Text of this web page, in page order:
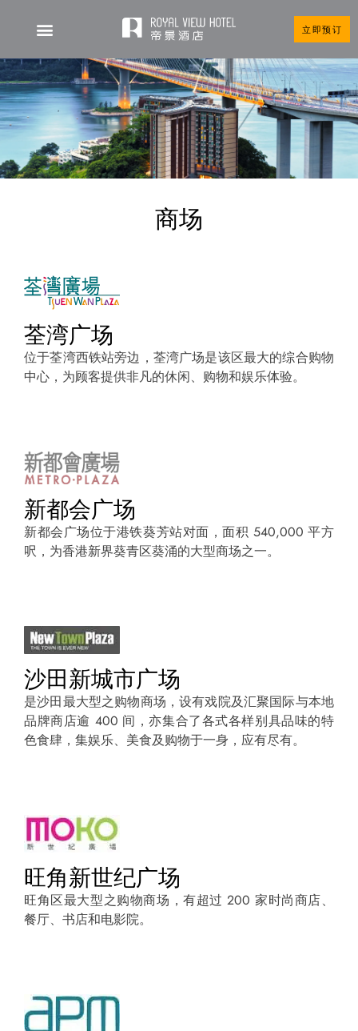
立即预订
商场
荃湾广场
位于荃湾西铁站旁边，荃湾广场是该区最大的综合购物
中心，为顾客提供非凡的休闲、购物和娱乐体验。
新都会广场
新都会广场位于港铁葵芳站对面，面积 540,000 平方
呎，为香港新界葵青区葵涌的大型商场之一。
沙田新城市广场
是沙田最大型之购物商场，设有戏院及汇聚国际与本地
品牌商店逾 400 间，亦集合了各式各样别具品味的特
色食肆，集娱乐、美食及购物于一身，应有尽有。
旺角新世纪广场
旺角区最大型之购物商场，有超过 200 家时尚商店、
餐厅、书店和电影院。